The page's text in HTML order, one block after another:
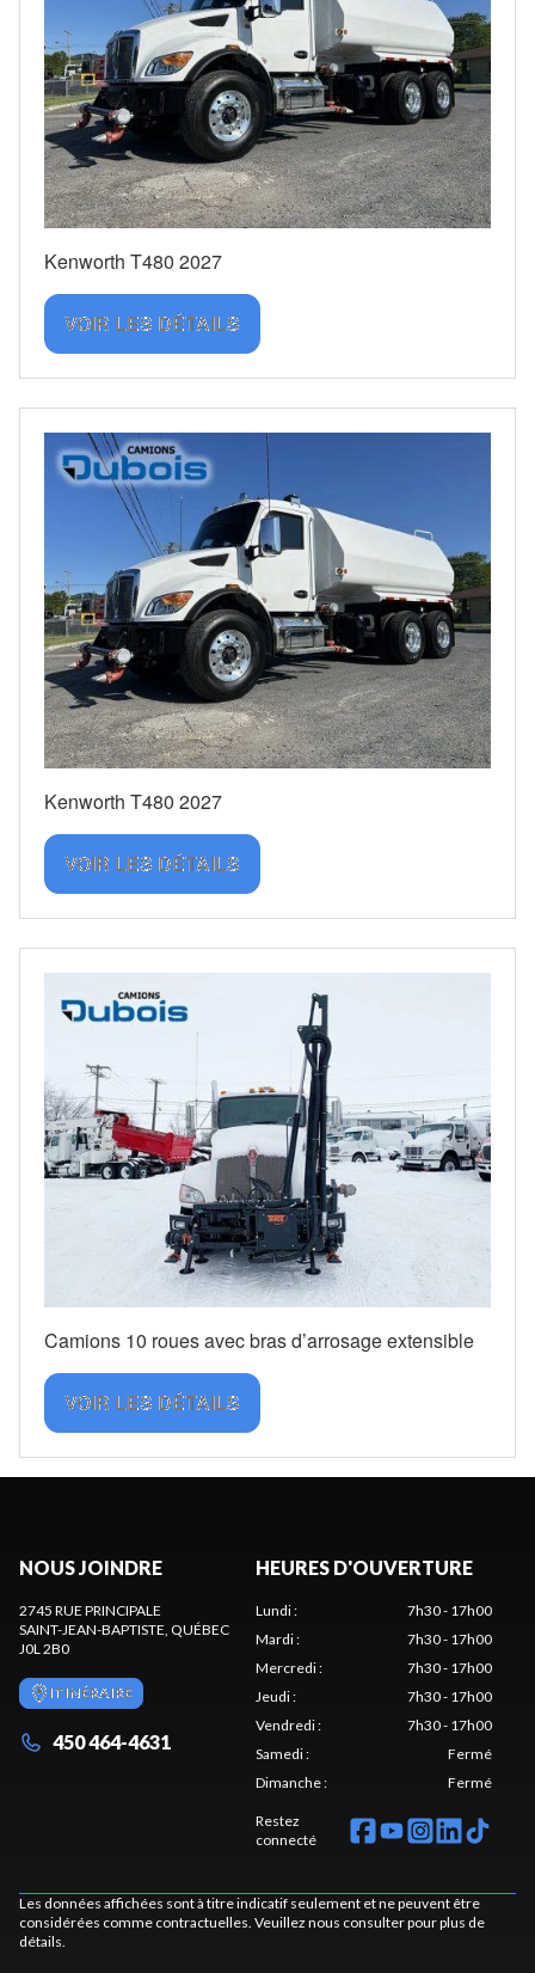
Kenworth T480 2027
VOIR LES DÉTAILS
Kenworth T480 2027
VOIR LES DÉTAILS
Camions 10 roues avec bras d’arrosage extensible
VOIR LES DÉTAILS
NOUS JOINDRE
2745 RUE PRINCIPALE
SAINT-JEAN-BAPTISTE, QUÉBEC
J0L 2B0
ITINÉRAIRE
450 464-4631
HEURES D'OUVERTURE
Lundi:
7h30 - 17h00
Mardi:
7h30 - 17h00
Mercredi:
7h30 - 17h00
Jeudi:
7h30 - 17h00
Vendredi:
7h30 - 17h00
Samedi:
Fermé
Dimanche: Fermé
Restez
connecté
Les données affichées sont à titre indicatif seulement et ne peuvent être
considérées comme contractuelles. Veuillez nous consulter pour plus de
détails.